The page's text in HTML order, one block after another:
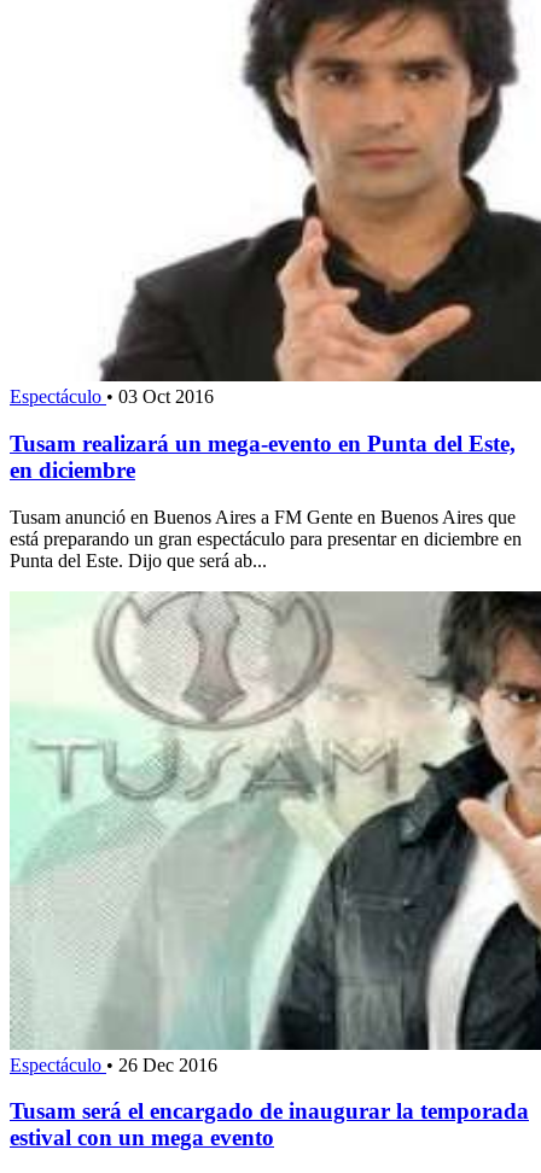
Espectáculo • 03 Oct 2016
Tusam realizará un mega-evento en Punta del Este,
en diciembre
Tusam anunció en Buenos Aires a FM Gente en Buenos Aires que
está preparando un gran espectáculo para presentar en diciembre en
Punta del Este. Dijo que será ab...
Espectáculo • 26 Dec 2016
Tusam será el encargado de inaugurar la temporada
estival con un mega evento